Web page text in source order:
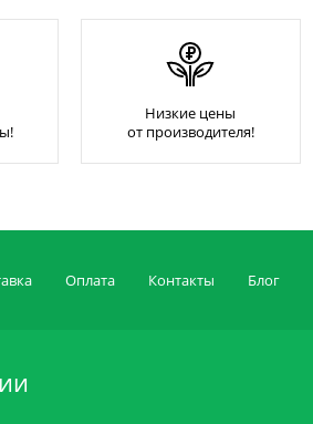
Низкие цены
от производителя!
Оплата Контакты Блог